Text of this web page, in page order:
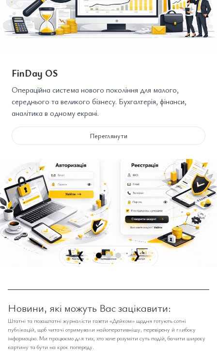
FinDay OS
Операційна система нового покоління для малого,
середнього та великого бізнесу. Бухгалтерія, фінанси,
аналітика в одному екрані.
Переглянути
❮ ❯
Новини, які можуть Вас зацікавити:
Штатні та позаштатні журналісти газети «Дейком» щодня готують сотні
публікацій, щоб читачі отримували найоперативнішу, перевірену й глибоку
інформацію. Ми працюємо для тих, хто хоче розуміти суть подій, бачити широку
картину та бути на крок попереду.